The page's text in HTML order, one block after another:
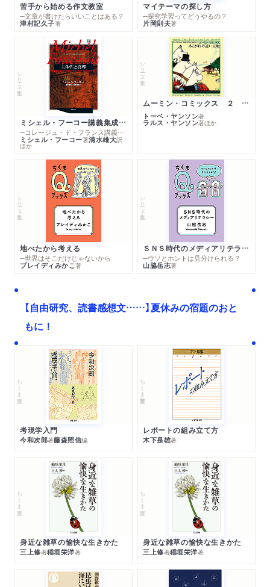
苦手から始める作文教室
─文章が書けたらいいことはある？
津村記久子著
マイテーマの探し方
─探究学習ってどうやるの？
片岡則夫著
シリーズ・全集
ミシェル・フーコー講義集成１０ 主体性と真理
─コレージュ・ド・フランス講義１９８０－１９８１年度
ミシェル・フーコー著清水雄大訳
ほか
シリーズ・全集
ムーミン・コミックス ２ あこがれの遠い土地
トーベ・ヤンソン著
ラルス・ヤンソン著ほか
シリーズ・全集
地べたから考える
─世界はそこだけじゃないから
ブレイディみかこ著
シリーズ・全集
ＳＮＳ時代のメディアリテラシー
─ウソとホントは見分けられる？
山脇岳志著
【自由研究、読書感想文……】夏休みの宿題のおと
もに！
ちくま文庫
考現学入門
今和次郎著藤森照信編
ちくま学芸文庫
レポートの組み立て方
木下是雄著
ちくま文庫
身近な雑草の愉快な生きかた
三上修著稲垣栄洋著
ちくま文庫
身近な雑草の愉快な生きかた
三上修著稲垣栄洋著